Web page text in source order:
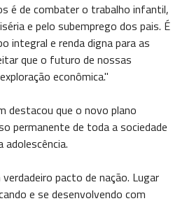
é de combater o trabalho infantil,
e pelo subemprego dos pais. É
integral e renda digna para as
que o futuro de nossas
econômica."
destacou que o novo plano
permanente de toda a sociedade
adolescência.
pacto de nação. Lugar
e se desenvolvendo com